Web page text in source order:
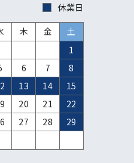
休業日
木 金
土
1
6 7
8
13 14
15
20 21
22
27 28
29